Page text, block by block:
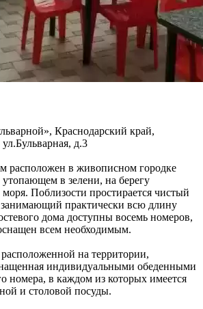
Краснодарский край,
ул.Бульварная, д.3
расположен в живописном городке
в зелени, на берегу
моря. Поблизости простирается чистый
практически всю длину
дома доступны восемь номеров,
всем необходимым.
на территории,
индивидуальными обеденными
номера, в каждом из которых имеется
и столовой посуды.